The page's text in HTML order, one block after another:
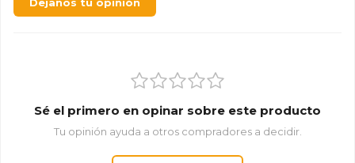
Dejanos tu opinión
Sé el primero en opinar sobre este producto
Tu opinión ayuda a otros compradores a decidir.